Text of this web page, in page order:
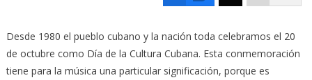
Desde 1980 el pueblo cubano y la nación toda celebramos el 20
de octubre como Día de la Cultura Cubana. Esta conmemoración
tiene para la música una particular significación, porque es